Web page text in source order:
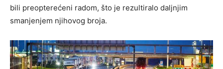
bili preopterećeni radom, što je rezultiralo daljnjim
smanjenjem njihovog broja.